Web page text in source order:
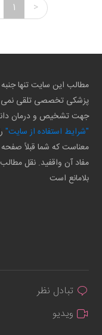
>
1
مطالب این سایت تنها
پزشکی تخصصی تلقی نمی
جهت تشخیص و درمان
"شرایط استفاده از سایت"
معناست که شما قبلاً صفحه
مفاد آن واقفید. نقل
بلامانع است
تبادل نظر
ویدیو